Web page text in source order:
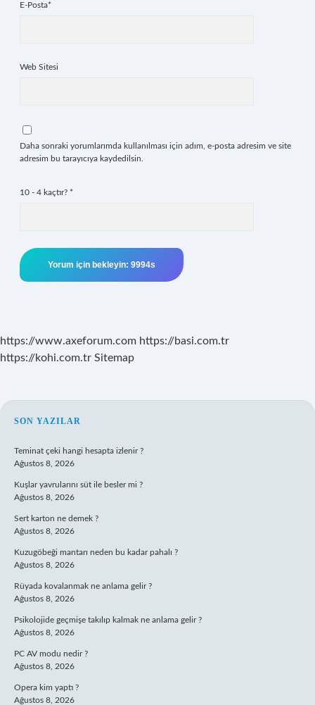
E-Posta*
Web Sitesi
Daha sonraki yorumlarımda kullanılması için adım, e-posta adresim ve site
adresim bu tarayıcıya kaydedilsin.
10 - 4 kaçtır? *
https://www.axeforum.com https://basi.com.tr
https://kohi.com.tr Sitemap
SIDEBAR
SON YAZILAR
Teminat çeki hangi hesapta izlenir ?
Ağustos 8, 2026
Kuşlar yavrularını süt ile besler mi ?
Ağustos 8, 2026
Sert karton ne demek ?
Ağustos 8, 2026
Kuzugöbeği mantarı neden bu kadar pahalı ?
Ağustos 8, 2026
Rüyada kovalanmak ne anlama gelir ?
Ağustos 8, 2026
Psikolojide geçmişe takılıp kalmak ne anlama gelir ?
Ağustos 8, 2026
PC AV modu nedir ?
Ağustos 8, 2026
Opera kim yaptı ?
Ağustos 8, 2026